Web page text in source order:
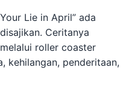
Lie in April” ada
Ceritanya
roller coaster
kehilangan, penderitaan,